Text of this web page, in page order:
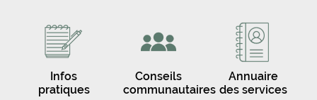
Infos
pratiques
Conseils
communautaires
Annuaire
des services